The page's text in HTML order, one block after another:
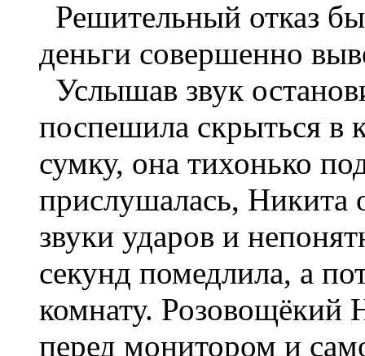
Решительный отказ
деньги совершенно
Услышав звук
поспешила скрыться в
сумку, она тихонько
прислушалась, Никита
звуки ударов и
секунд помедлила, а
комнату. Розовощёкий
перед монитором и